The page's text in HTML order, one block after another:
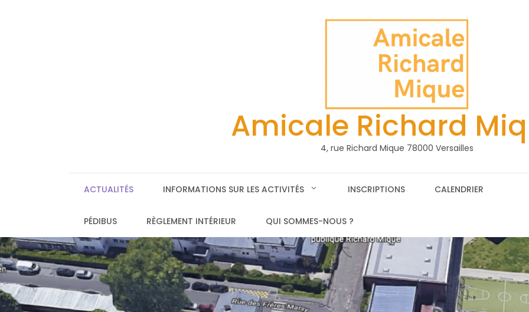
Amicale Richard
4, rue Richard Mique 78000 Versailles
ACTUALITÉS INFORMATIONS SUR LES ACTIVITÉS INSCRIPTIONS CALENDRIER
PÉDIBUS RÈGLEMENT INTÉRIEUR QUI SOMMES-NOUS ?